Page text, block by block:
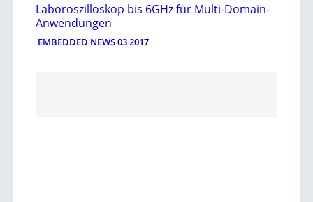
Laboroszilloskop bis 6GHz für Multi-Domain-
Anwendungen
EMBEDDED NEWS 03 2017